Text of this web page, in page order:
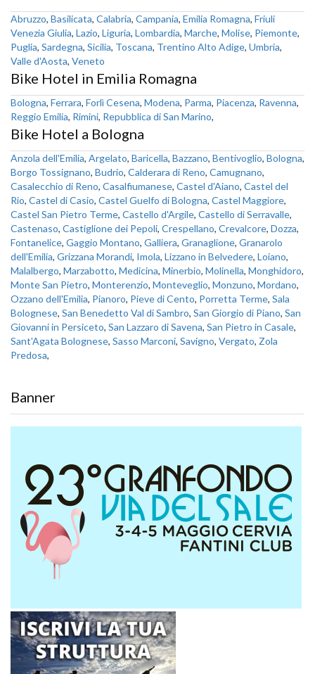
Abruzzo, Basilicata, Calabria, Campania, Emilia Romagna, Friuli
Venezia Giulia, Lazio, Liguria, Lombardia, Marche, Molise, Piemonte,
Puglia, Sardegna, Sicilia, Toscana, Trentino Alto Adige, Umbria,
Valle d'Aosta, Veneto
Bike Hotel in Emilia Romagna
Bologna, Ferrara, Forlì Cesena, Modena, Parma, Piacenza, Ravenna,
Reggio Emilia, Rimini, Repubblica di San Marino,
Bike Hotel a Bologna
Anzola dell'Emilia, Argelato, Baricella, Bazzano, Bentivoglio, Bologna,
Borgo Tossignano, Budrio, Calderara di Reno, Camugnano,
Casalecchio di Reno, Casalfiumanese, Castel d'Aiano, Castel del
Rio, Castel di Casio, Castel Guelfo di Bologna, Castel Maggiore,
Castel San Pietro Terme, Castello d'Argile, Castello di Serravalle,
Castenaso, Castiglione dei Pepoli, Crespellano, Crevalcore, Dozza,
Fontanelice, Gaggio Montano, Galliera, Granaglione, Granarolo
dell'Emilia, Grizzana Morandi, Imola, Lizzano in Belvedere, Loiano,
Malalbergo, Marzabotto, Medicina, Minerbio, Molinella, Monghidoro,
Monte San Pietro, Monterenzio, Monteveglio, Monzuno, Mordano,
Ozzano dell'Emilia, Pianoro, Pieve di Cento, Porretta Terme, Sala
Bolognese, San Benedetto Val di Sambro, San Giorgio di Piano, San
Giovanni in Persiceto, San Lazzaro di Savena, San Pietro in Casale,
Sant'Agata Bolognese, Sasso Marconi, Savigno, Vergato, Zola
Predosa,
Banner